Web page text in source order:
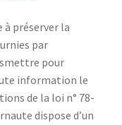
à préserver la
par
pour
information le
de la loi n° 78-
dispose d’un